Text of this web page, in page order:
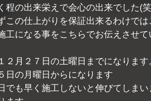
程の出来栄えで会心の出来でした(
この仕上がりを保証出来るわけで
工になる事をこちらでお伝えさせ
２月２７日の土曜日までになります
日の月曜日からになります
でも早く施工しないと伸びてしま